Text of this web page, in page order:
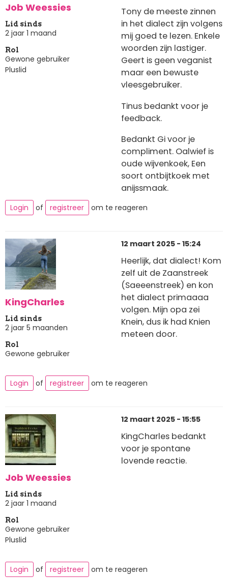
Job Weessies
Lid sinds
2 jaar 1 maand
Rol
Gewone gebruiker
Pluslid
Tony de meeste zinnen
in het dialect zijn volgens
mij goed te lezen. Enkele
woorden zijn lastiger.
Geert is geen veganist
maar een bewuste
vleesgebruiker.
Tinus bedankt voor je
feedback.
Bedankt Gi voor je
compliment. Oalwief is
oude wijvenkoek, Een
soort ontbijtkoek met
anijssmaak.
Login of registreer om te reageren
KingCharles
Lid sinds
2 jaar 5 maanden
Rol
Gewone gebruiker
12 maart 2025 - 15:24
Heerlijk, dat dialect! Kom
zelf uit de Zaanstreek
(Saeeenstreek) en kon
het dialect primaaaa
volgen. Mijn opa zei
Knein, dus ik had Knien
meteen door.
Login of registreer om te reageren
Job Weessies
Lid sinds
2 jaar 1 maand
Rol
Gewone gebruiker
Pluslid
12 maart 2025 - 15:55
KingCharles bedankt
voor je spontane
lovende reactie.
Login of registreer om te reageren